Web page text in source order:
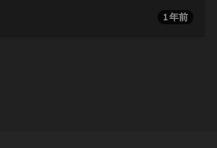
1 年前